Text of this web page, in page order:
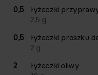
0,5
łyżeczki
2,5 g
0,5
łyżeczki proszku
2 g
2
łyżeczki oliwy